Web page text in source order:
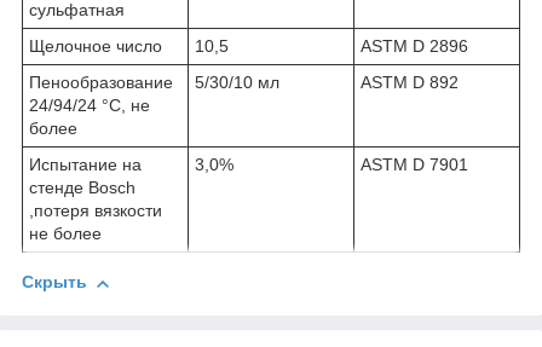
сульфатная
Щелочное число 10,5
ASTM D 2896
Пенообразование
24/94/24 °С, не
более
5/30/10 мл ASTM D 892
Испытание на
стенде Bosch
,потеря вязкости
не более
3,0% ASTM D 7901
Скрыть